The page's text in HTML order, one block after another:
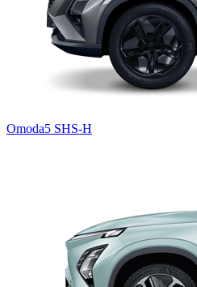
Omoda5 SHS-H